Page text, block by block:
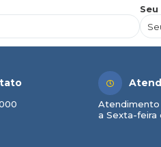
Atendimento
a Sexta-feira